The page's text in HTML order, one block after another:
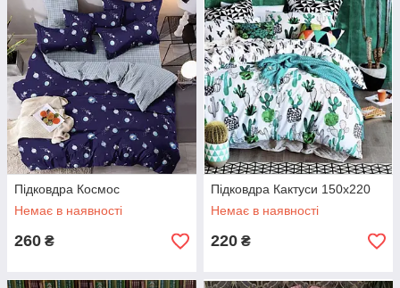
Підковдра Космос
Немає в наявності
260 ₴
Підковдра Кактуси 150х220
Немає в наявності
220 ₴